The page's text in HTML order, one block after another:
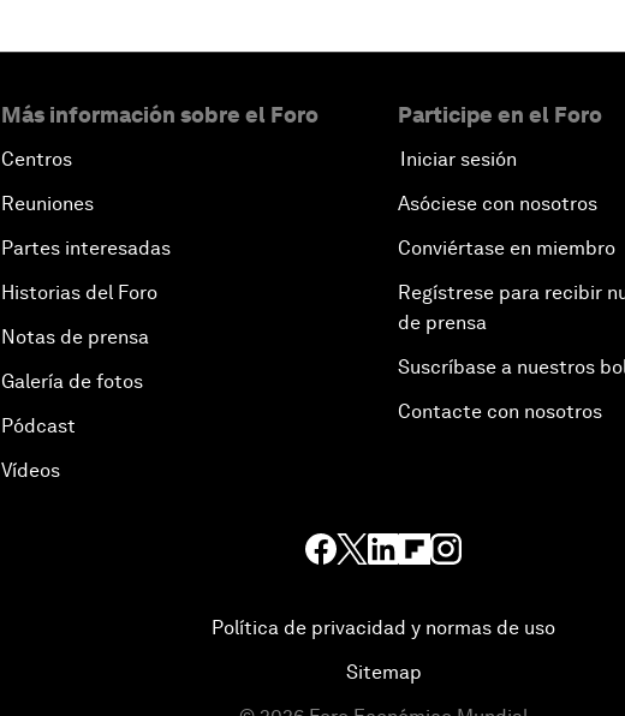
Más información sobre el Foro
Centros
Reuniones
Partes interesadas
Historias del Foro
Notas de prensa
Galería de fotos
Pódcast
Vídeos
Participe en el Foro
Iniciar sesión
Asóciese con nosotros
Conviértase en miembro
Regístrese para recibir
de prensa
Suscríbase a nuestros
Contacte con nosotros
Política de privacidad y normas de uso
Sitemap